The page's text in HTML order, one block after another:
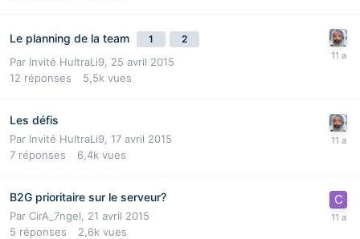
Le planning de la team 1 2
Par Invité HultraLi9, 25 avril 2015
12 réponses 5,5k vues
Les défis
Par Invité HultraLi9, 17 avril 2015
7 réponses 6,4k vues
B2G prioritaire sur le serveur?
Par CirA_7ngel
21 avril 2015
5 réponses 2,6k vues